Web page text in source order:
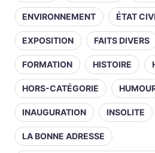
ENVIRONNEMENT ÉTAT
EXPOSITION FAITS DIVERS
FORMATION HISTOIRE
HORS-CATÉGORIE
INAUGURATION INSOLITE
LA BONNE ADRESSE